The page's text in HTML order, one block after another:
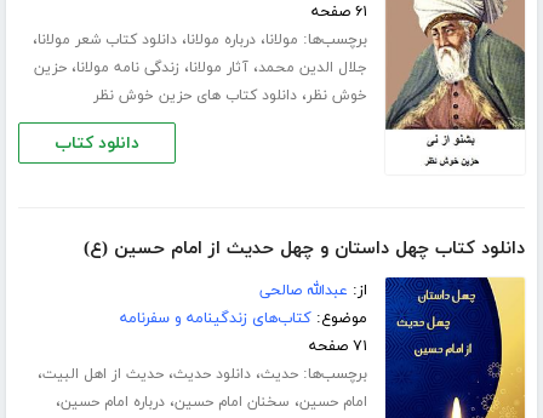
۶۱ صفحه
برچسب‌ها: مولانا،درباره مولانا،دانلود کتاب شعر مولانا،
جلال الدین محمد،آثار مولانا، زندگی نامه مولانا،حزین
خوش نظر،دانلود کتاب های حزین خوش نظر
دانلود کتاب
دانلود کتاب چهل داستان و چهل حدیث از امام حسین (ع)
از: عبدالله صالحی
موضوع:کتاب‌های زندگینامه و سفرنامه
۷۱ صفحه
برچسب‌ها:حدیث،دانلود حدیث،حدیث از اهل البیت،
امام حسین، سخنان امام حسین،درباره امام حسین،